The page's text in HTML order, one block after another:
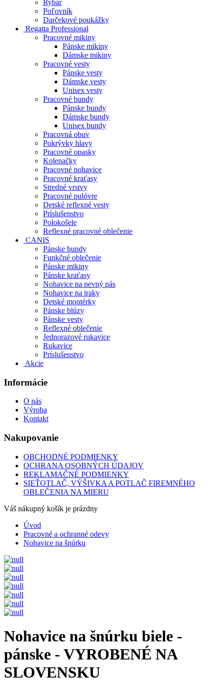
Rybár
Poľovník
Darčekové poukážky
Regatta Professional
Pracovné mikiny
Pánske mikiny
Dámske mikiny
Pracovné vesty
Pánske vesty
Dámske vesty
Unisex vesty
Pracovné bundy
Pánske bundy
Dámske bundy
Unisex bundy
Pracovná obuv
Pokrývky hlavy
Pracovné opasky
Kolenačky
Pracovné nohavice
Pracovné kraťasy
Stredné vrstvy
Pracovné pulóvre
Detské reflexné vesty
Príslušenstvo
Polokošele
Reflexné pracovné oblečenie
CANIS
Pánske bundy
Funkčné oblečenie
Pánske mikiny
Pánske kraťasy
Nohavice na pevný pás
Nohavice na traky
Detské montérky
Pánske blúzy
Pánske vesty
Reflexné oblečenie
Jednorazové rukavice
Rukavice
Príslušenstvo
Akcie
Informácie
O nás
Výroba
Kontakt
Nakupovanie
OBCHODNÉ PODMIENKY
OCHRANA OSOBNÝCH ÚDAJOV
REKLAMAČNÉ PODMIENKY
SIEŤOTLAČ, VÝŠIVKA A POTLAČ FIREMNÉHO
OBLEČENIA NA MIERU
Váš nákupný košík je prázdny
Úvod
Pracovné a ochranné odevy
Nohavice na šnúrku
Nohavice na šnúrku biele -
pánske - VYROBENÉ NA
SLOVENSKU